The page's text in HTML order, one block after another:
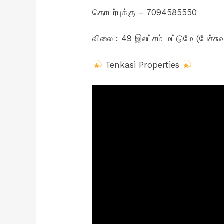
தொடர்புக்கு – 7094585550
விலை : 49 இலட்சம் மட்டுமே
Tenkasi Properties